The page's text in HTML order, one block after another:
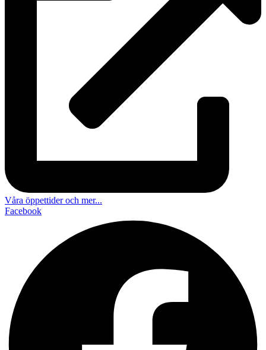
Våra öppettider och mer...
Facebook